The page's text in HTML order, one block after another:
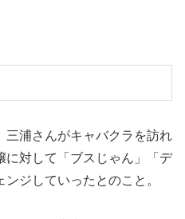
三浦さんがキャバクラを訪れ
に対して「ブスじゃん」「デ
ジしていったとのこと。